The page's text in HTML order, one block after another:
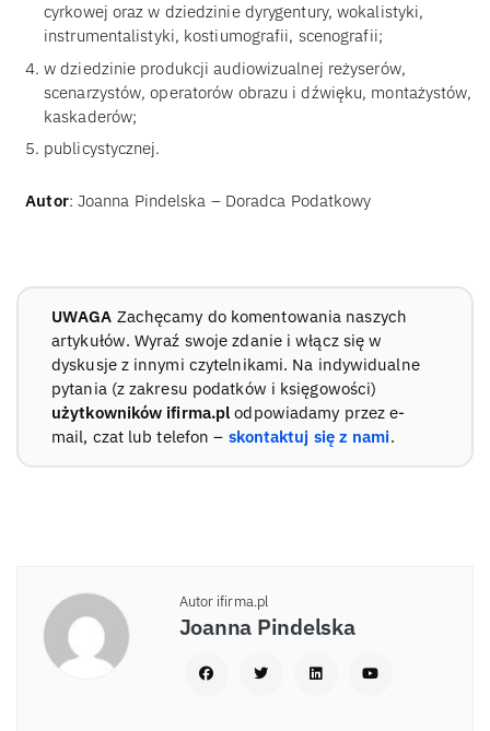
cyrkowej oraz w dziedzinie dyrygentury, wokalistyki,
instrumentalistyki, kostiumografii, scenografii;
w dziedzinie produkcji audiowizualnej reżyserów,
scenarzystów, operatorów obrazu i dźwięku, montażystów,
kaskaderów;
publicystycznej.
Autor: Joanna Pindelska – Doradca Podatkowy
UWAGA Zachęcamy do komentowania naszych
artykułów. Wyraź swoje zdanie i włącz się w
dyskusje z innymi czytelnikami. Na indywidualne
pytania (z zakresu podatków i księgowości)
użytkowników ifirma.pl odpowiadamy przez e-
mail, czat lub telefon – skontaktuj się z nami.
Autor ifirma.pl
Joanna Pindelska